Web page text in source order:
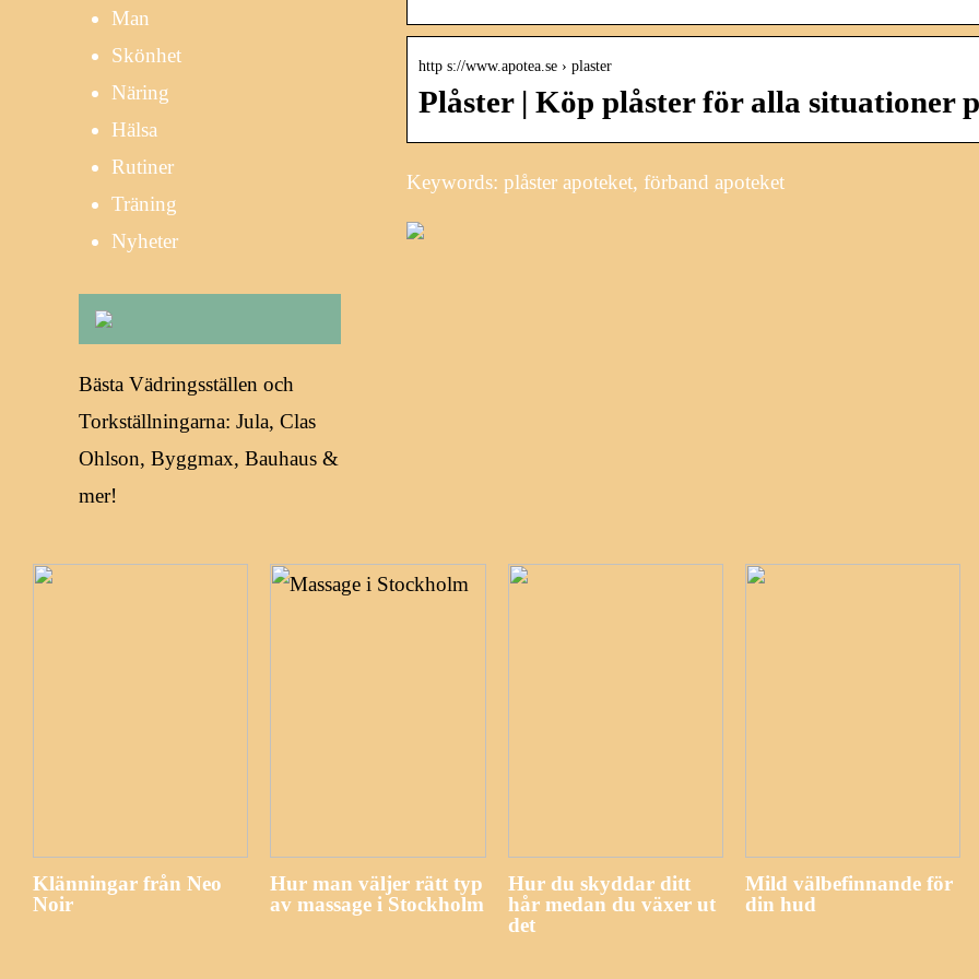
http s://www.apotea.se › plaster
Plåster | Köp plåster för alla situationer
Keywords: plåster apoteket, förband apoteket
Man
Skönhet
Näring
Hälsa
Rutiner
Träning
Nyheter
Bästa Vädringsställen och
Torkställningarna: Jula, Clas
Ohlson, Byggmax, Bauhaus &
mer!
Klänningar från Neo
Noir
Hur man väljer rätt typ
av massage i Stockholm
Hur du skyddar ditt
hår medan du växer ut
det
Mild välbefinnande för
din hud